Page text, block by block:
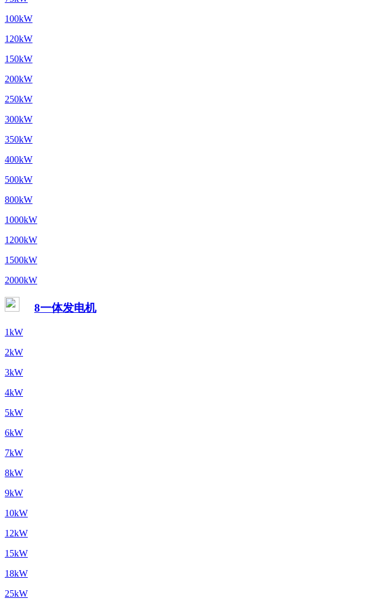
100kW
120kW
150kW
200kW
250kW
300kW
350kW
400kW
500kW
800kW
1000kW
1200kW
1500kW
2000kW
8一体发电机
1kW
2kW
3kW
4kW
5kW
6kW
7kW
8kW
9kW
10kW
12kW
15kW
18kW
25kW